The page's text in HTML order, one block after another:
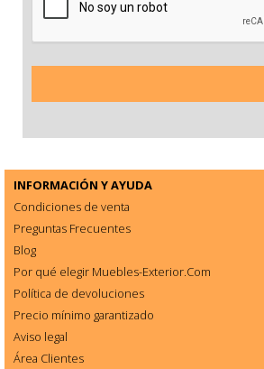
INFORMACIÓN Y AYUDA
Condiciones de venta
Preguntas Frecuentes
Blog
Por qué elegir Muebles-Exterior.Com
Política de devoluciones
Precio mínimo garantizado
Aviso legal
Área Clientes